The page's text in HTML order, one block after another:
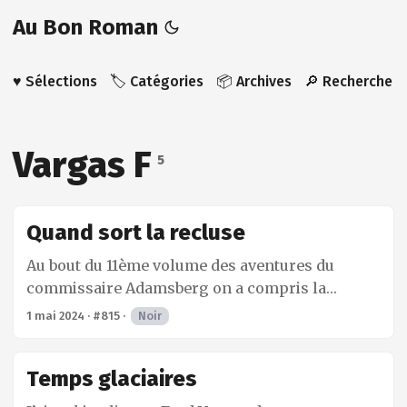
Au Bon Roman
♥️ Sélections 🏷️ Catégories 📦 Archives 🔎 Recherche
Vargas F 5
Quand sort la recluse
Au bout du 11ème volume des aventures du
commissaire Adamsberg on a compris la
mécanique des romans de Fred Vargas. Ce sont
capacité de comprendre – a du mal à suivre. Il
se laisse guider par son instinct. Il y a toujours
1 mai 2024 · #815 · Noir
Temps glaciaires